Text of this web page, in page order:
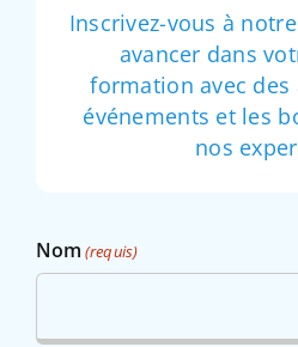
Inscrivez-vous à
avancer dans
formation avec des
événements et les
nos
Nom (requis)